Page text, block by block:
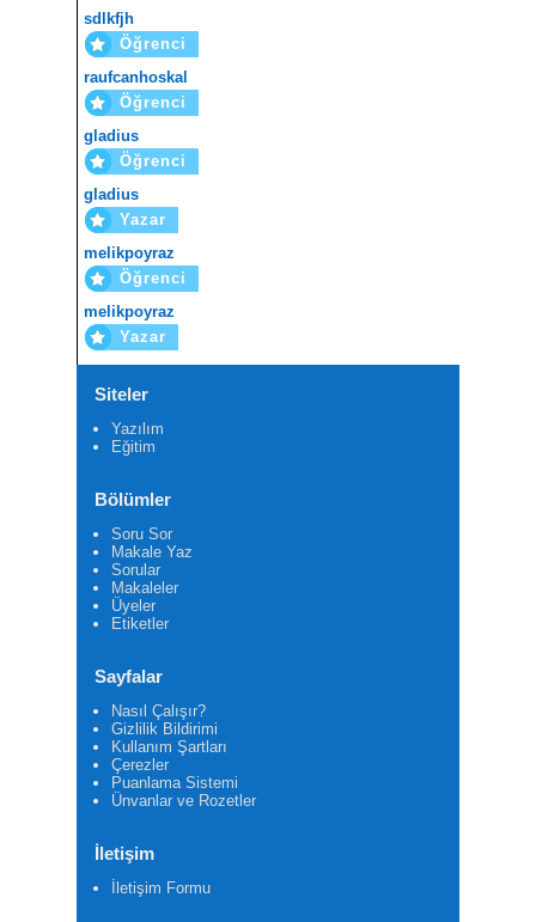
sdlkfjh
Öğrenci
raufcanhoskal
Öğrenci
gladius
Öğrenci
gladius
Yazar
melikpoyraz
Öğrenci
melikpoyraz
Yazar
Siteler
Yazılım
Eğitim
Bölümler
Soru Sor
Makale Yaz
Sorular
Makaleler
Üyeler
Etiketler
Sayfalar
Nasıl Çalışır?
Gizlilik Bildirimi
Kullanım Şartları
Çerezler
Puanlama Sistemi
Ünvanlar ve Rozetler
İletişim
İletişim Formu